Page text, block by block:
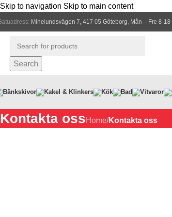
Skip to navigation Skip to main content
Minelundsvägen 7, 417 05 Göteborg, Mån – Fre 8-
Search
Bänkskivor Kakel & Klinkers Kök Bad Vitvaror
Kontakta ossHome/Kontakta oss